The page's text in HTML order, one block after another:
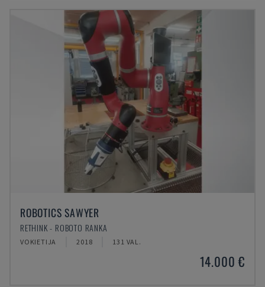
ROBOTICS SAWYER
RETHINK - ROBOTO RANKA
VOKIETIJA 2018 131 VAL.
14.000 €